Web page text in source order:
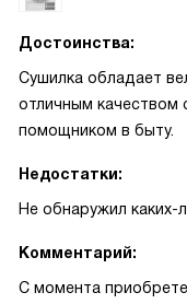
Достоинства:
Сушилка обладает
отличным качеством
помощником в быту.
Недостатки:
Не обнаружил каких-
Комментарий:
С момента